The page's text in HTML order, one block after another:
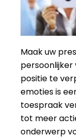
Maak uw
persoonlijker
positie te
emoties is
toespraak
tot meer
onderwerp